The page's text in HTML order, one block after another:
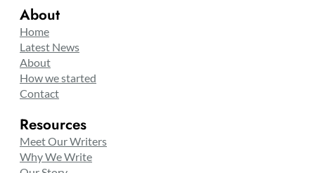
About
Home
Latest News
About
How we started
Contact
Resources
Meet Our Writers
Why We Write